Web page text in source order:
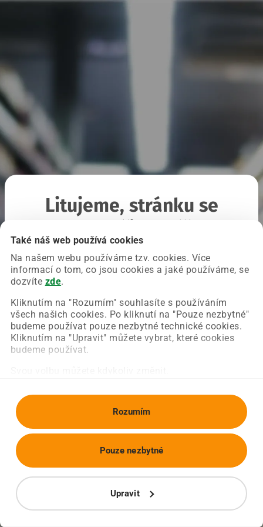
Také náš web používá cookies
Na našem webu používáme tzv. cookies. Více
informací o tom, co jsou cookies a jaké používáme, se
dozvíte zde.
Kliknutím na "Rozumím" souhlasíte s používáním
všech našich cookies. Po kliknutí na "Pouze nezbytné"
budeme používat pouze nezbytné technické cookies.
Kliknutím na "Upravit" můžete vybrat, které cookies
budeme používat.
Rozumím
Upravit
Pouze nezbytné
Litujeme, stránku se
Chyba nastala na naší straně a už ji opravujeme.
Zkuste prosím znovu načíst požadovanou stránku.
Obnovit stránku Úvodní strana